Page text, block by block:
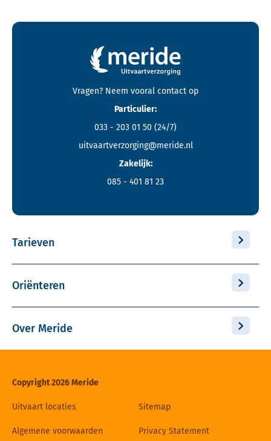
Contactgegevens en footer menu van Meride
Vragen? Neem vooral contact op
Particulier:
033 - 203 01 50 (24/7)
uitvaartverzorging@meride.nl
Zakelijk:
085 - 401 81 23
Tarieven
Oriënteren
Over Meride
Copyright 2026 Meride
Uitvaart locaties Sitemap
Algemene voorwaarden Privacy Statement